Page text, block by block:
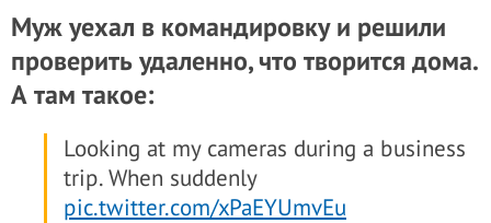
Муж уехал в командировку и решили
проверить удаленно, что творится дома.
А там такое:
Looking at my cameras during a business
trip. When suddenly
pic.twitter.com/xPaEYUmvEu